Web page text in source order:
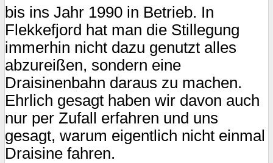
bis ins Jahr 1990 in Betrieb. In
Flekkefjord hat man die Stillegung
immerhin nicht dazu genutzt alles
abzureißen, sondern eine
Draisinenbahn daraus zu machen.
Ehrlich gesagt haben wir davon auch
nur per Zufall erfahren und uns
gesagt, warum eigentlich nicht einmal
Draisine fahren.